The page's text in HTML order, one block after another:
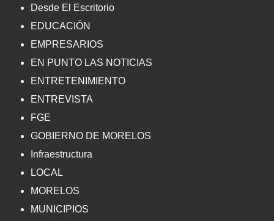
Desde El Escritorio
EDUCACIÓN
EMPRESARIOS
EN PUNTO LAS NOTICIAS
ENTRETENIMIENTO
ENTREVISTA
FGE
GOBIERNO DE MORELOS
Infraestructura
LOCAL
MORELOS
MUNICIPIOS